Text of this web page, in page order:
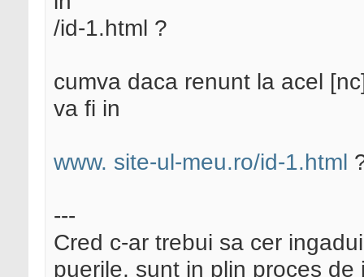
/id-1.html ?
cumva daca renunt la acel
va fi in
www. site-ul-meu.ro/id-1.html
---
Cred c-ar trebui sa cer
puerile, sunt in plin proces